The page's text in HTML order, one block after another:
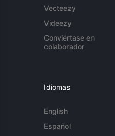
Vecteezy
Videezy
Conviértase en
colaborador
Idiomas
English
Español